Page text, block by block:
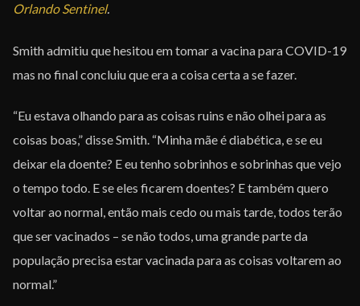
Orlando Sentinel.
Smith admitiu que hesitou em tomar a vacina para COVID-19
mas no final concluiu que era a coisa certa a se fazer.
“Eu estava olhando para as coisas ruins e não olhei para as
coisas boas,” disse Smith. “Minha mãe é diabética, e se eu
deixar ela doente? E eu tenho sobrinhos e sobrinhas que vejo
o tempo todo. E se eles ficarem doentes? E também quero
voltar ao normal, então mais cedo ou mais tarde, todos terão
que ser vacinados – se não todos, uma grande parte da
população precisa estar vacinada para as coisas voltarem ao
normal.”